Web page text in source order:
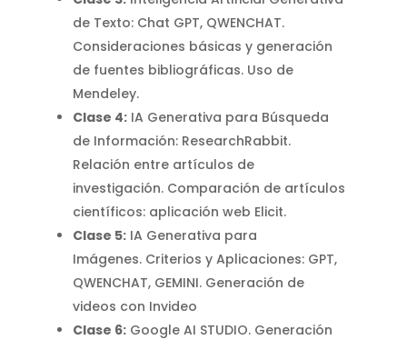
de Texto: Chat GPT, QWENCHAT.
Consideraciones básicas y generación
de fuentes bibliográficas. Uso de
Mendeley.
Clase 4: IA Generativa para Búsqueda
de Información: ResearchRabbit.
Relación entre artículos de
investigación. Comparación de artículos
científicos: aplicación web Elicit.
Clase 5: IA Generativa para
Imágenes. Criterios y Aplicaciones: GPT,
QWENCHAT, GEMINI. Generación de
videos con Invideo
Clase 6: Google AI STUDIO. Generación